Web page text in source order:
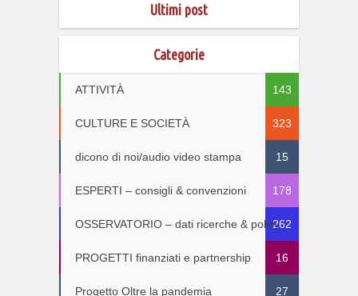
Ultimi post
Categorie
ATTIVITÀ 143
CULTURE E SOCIETÀ 323
dicono di noi/audio video stampa 15
ESPERTI – consigli & convenzioni 178
OSSERVATORIO – dati ricerche & policy262
PROGETTI finanziati e partnership 16
Progetto Oltre la pandemia 27